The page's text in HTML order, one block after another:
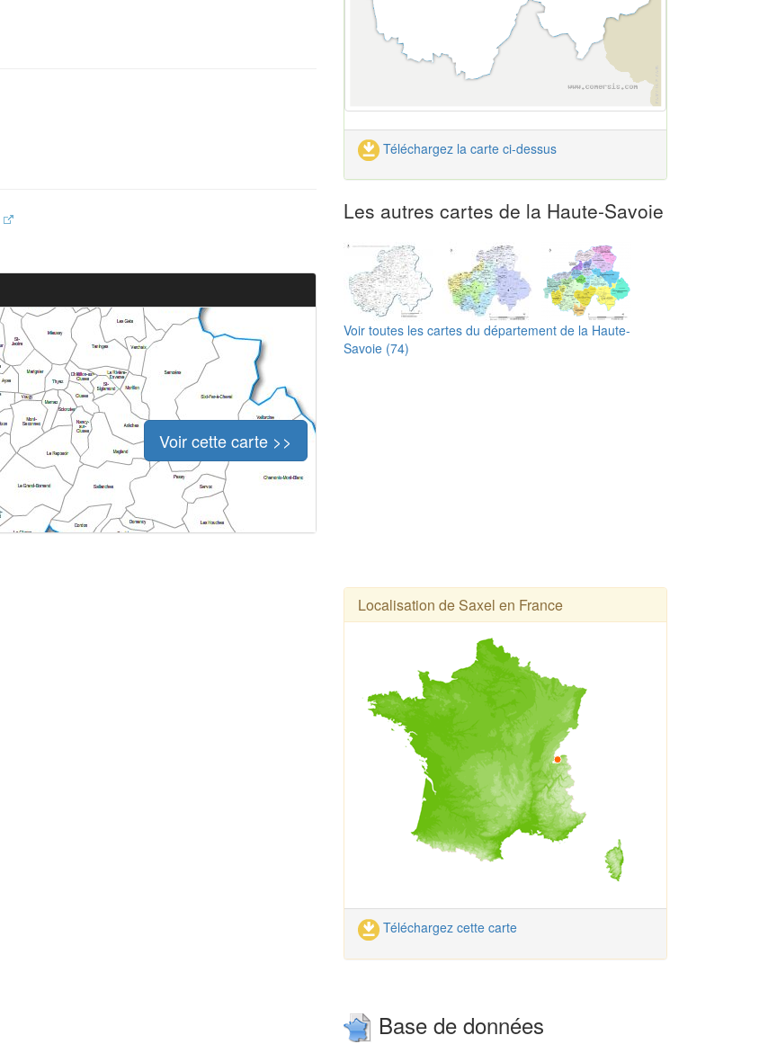
Voir cette carte >>
Téléchargez la carte ci-dessus
Les autres cartes de la Haute-Savoie
Voir toutes les cartes du département de la Haute-
Savoie (74)
Localisation de Saxel en France
Téléchargez cette carte
Base de données